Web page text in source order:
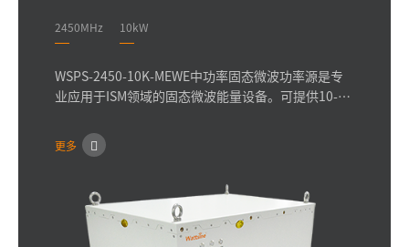
2450MHz 10kW
WSPS-2450-10K-MEWE中功率固态微波功率源是专
业应用于ISM领域的固态微波能量设备。可提供10-
最新一代的氮化镓或LDMOS器件，全固态设计方案，
搭配外置隔离器，可承受较大反射功率，适应各种驻
由于输出更大微波功率，具有更可靠的内部散热设
计，更多的内部信息及状态读取功能，可应用工业用
电供电，配套水冷（静音高效）。
更多